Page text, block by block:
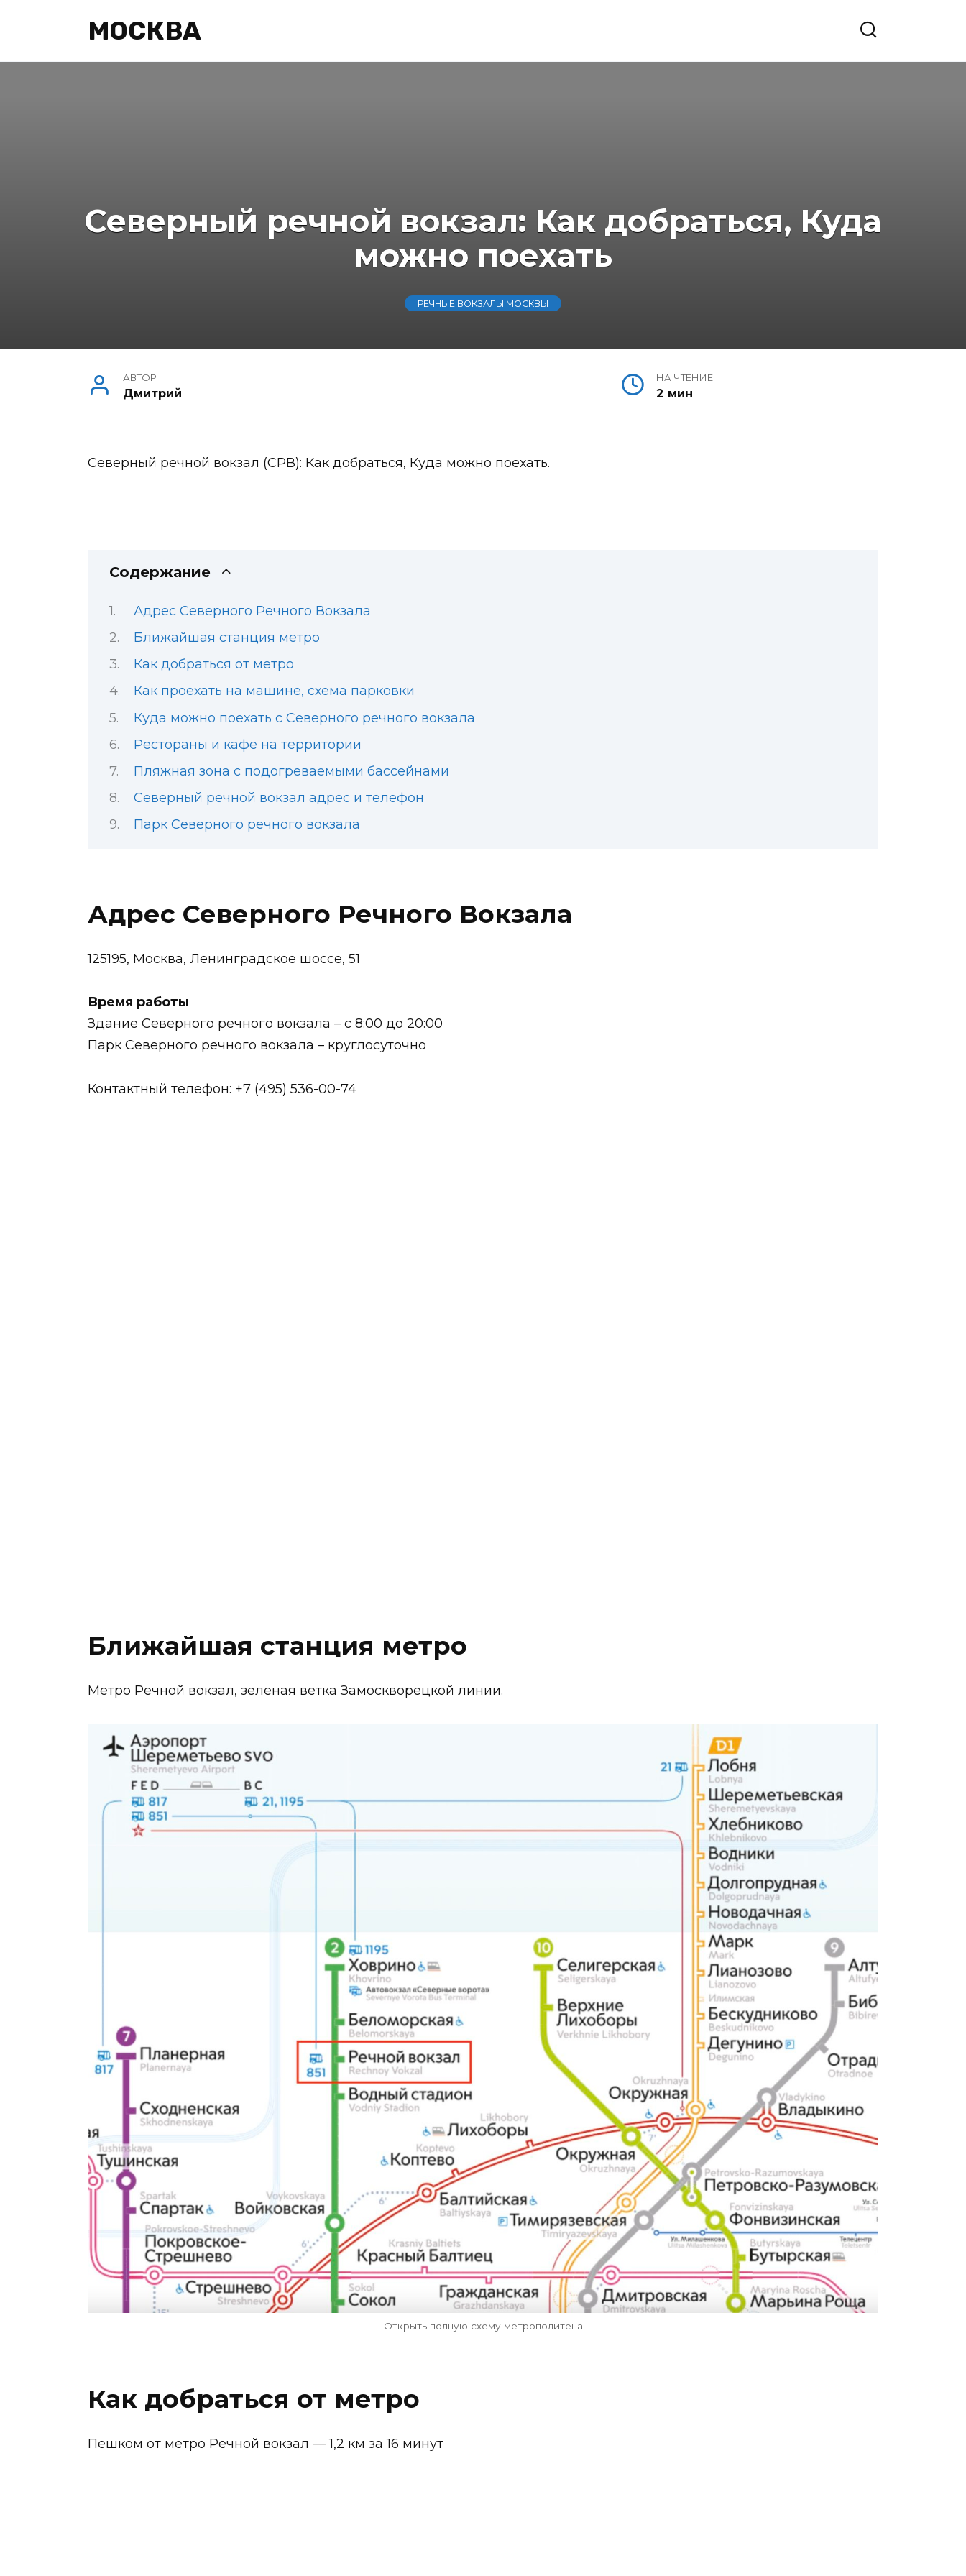
МОСКВА
Северный речной вокзал: Как добраться, Куда
можно поехать
РЕЧНЫЕ ВОКЗАЛЫ МОСКВЫ
АВТОР
Дмитрий
НА ЧТЕНИЕ
2 мин
Северный речной вокзал (СРВ): Как добраться, Куда можно поехать.
Содержание
Адрес Северного Речного Вокзала
Ближайшая станция метро
Как добраться от метро
Как проехать на машине, схема парковки
Куда можно поехать с Северного речного вокзала
Рестораны и кафе на территории
Пляжная зона с подогреваемыми бассейнами
Северный речной вокзал адрес и телефон
Парк Северного речного вокзала
Адрес Северного Речного Вокзала
125195, Москва, Ленинградское шоссе, 51
Время работы
Здание Северного речного вокзала – с 8:00 до 20:00
Парк Северного речного вокзала – круглосуточно
Контактный телефон: +7 (495) 536-00-74
Ближайшая станция метро
Метро Речной вокзал, зеленая ветка Замоскворецкой линии.
Открыть полную схему метрополитена
Как добраться от метро
Пешком от метро Речной вокзал — 1,2 км за 16 минут